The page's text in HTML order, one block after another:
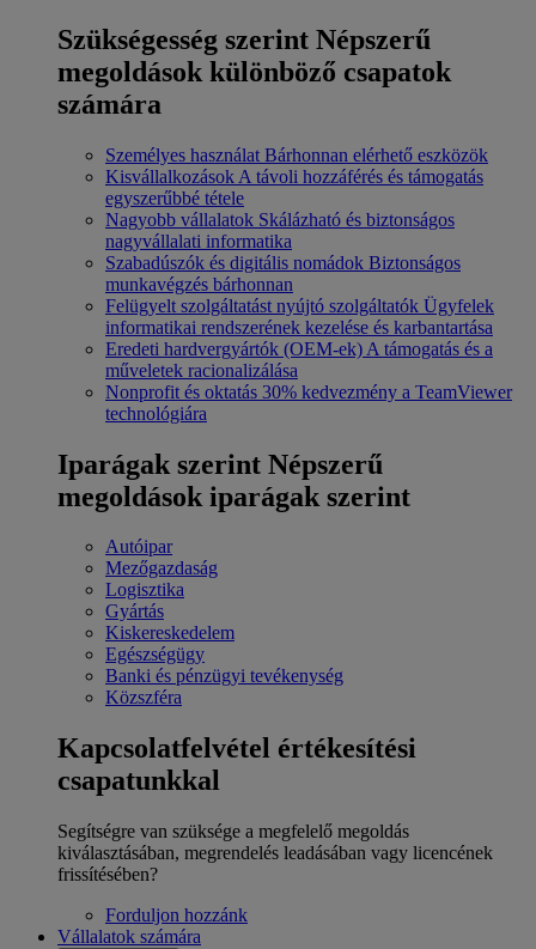
Szükségesség szerint Népszerű
megoldások különböző csapatok
számára
Személyes használat Bárhonnan elérhető eszközök
Kisvállalkozások A távoli hozzáférés és támogatás
egyszerűbbé tétele
Nagyobb vállalatok Skálázható és biztonságos
nagyvállalati informatika
Szabadúszók és digitális nomádok Biztonságos
munkavégzés bárhonnan
Felügyelt szolgáltatást nyújtó szolgáltatók Ügyfelek
informatikai rendszerének kezelése és karbantartása
Eredeti hardvergyártók (OEM-ek) A támogatás és a
műveletek racionalizálása
Nonprofit és oktatás 30% kedvezmény a TeamViewer
technológiára
Iparágak szerint Népszerű
megoldások iparágak szerint
Autóipar
Mezőgazdaság
Logisztika
Gyártás
Kiskereskedelem
Egészségügy
Banki és pénzügyi tevékenység
Közszféra
Kapcsolatfelvétel értékesítési
csapatunkkal
Segítségre van szüksége a megfelelő megoldás
kiválasztásában, megrendelés leadásában vagy licencének
frissítésében?
Forduljon hozzánk
Vállalatok számára